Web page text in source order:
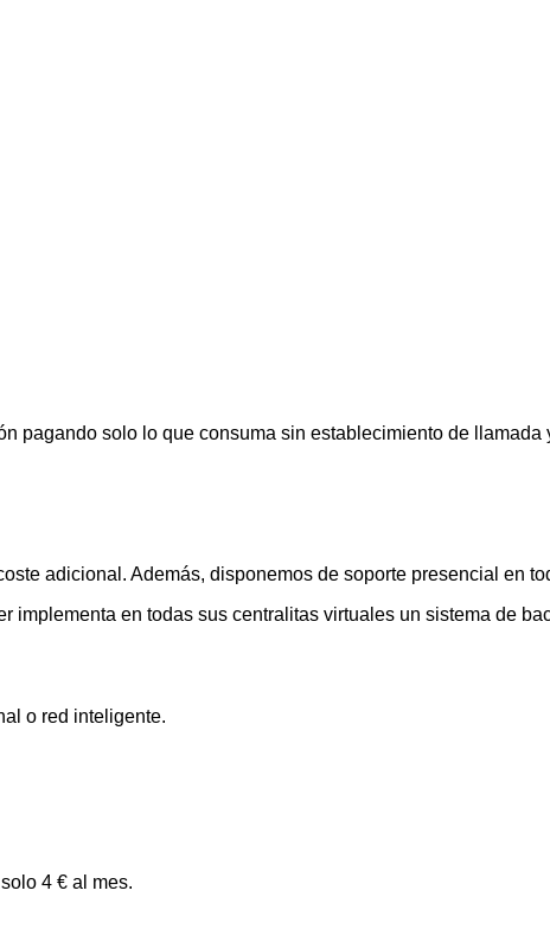
pagando solo lo que consuma sin establecimiento de llamada
adicional. Además, disponemos de soporte presencial en
en todas sus centralitas virtuales un sistema de
o red inteligente.
4 € al mes.